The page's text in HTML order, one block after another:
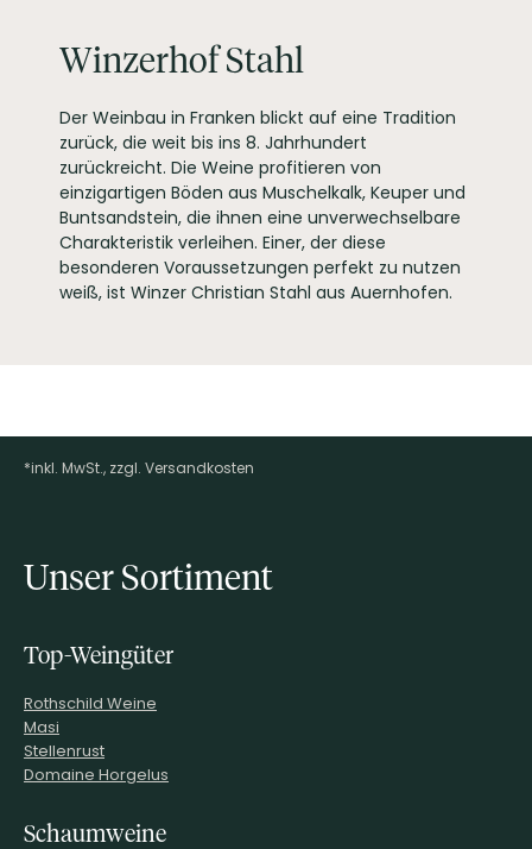
ARTIKELNUMMER
Winzerhof Stahl
Der Weinbau in Franken blickt auf eine Tradition
zurück, die weit bis ins 8. Jahrhundert
zurückreicht. Die Weine profitieren von
einzigartigen Böden aus Muschelkalk, Keuper und
Buntsandstein, die ihnen eine unverwechselbare
Charakteristik verleihen. Einer, der diese
besonderen Voraussetzungen perfekt zu nutzen
weiß, ist Winzer Christian Stahl aus Auernhofen.
Footer-Menü
*inkl. MwSt., zzgl. Versandkosten
Unser Sortiment
Top-Weingüter
Rothschild Weine
Masi
Stellenrust
Domaine Horgelus
Schaumweine